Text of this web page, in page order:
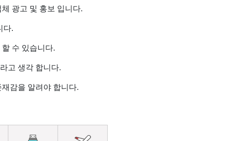
광고 및 홍보 입니다.
다.
수 있습니다.
고 생각 합니다.
감을 알려야 합니다.